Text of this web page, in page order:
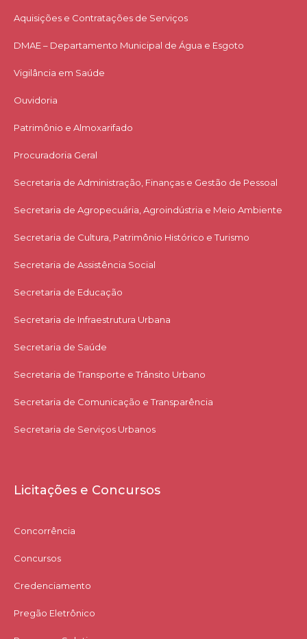
Aquisições e Contratações de Serviços​
DMAE – Departamento Municipal de Água e Esgoto
Vigilância em Saúde
Ouvidoria
Patrimônio e Almoxarifado
Procuradoria Geral
Secretaria de Administração, Finanças e Gestão de Pessoal
Secretaria de Agropecuária, Agroindústria e Meio Ambiente
Secretaria de Cultura, Patrimônio Histórico e Turismo
Secretaria de Assistência Social
Secretaria de Educação
Secretaria de Infraestrutura Urbana
Secretaria de Saúde
Secretaria de Transporte e Trânsito Urbano
Secretaria de Comunicação e Transparência
Secretaria de Serviços Urbanos
Licitações e Concursos
Concorrência
Concursos
Credenciamento
Pregão Eletrônico